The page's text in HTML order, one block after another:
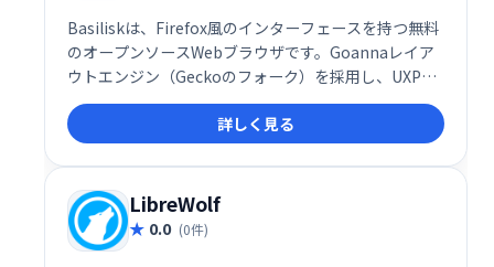
Basiliskは、Firefox風のインターフェースを持つ無料
のオープンソースWebブラウザです。Goannaレイア
ウトエンジン（Geckoのフォーク）を採用し、UXP上
に構築されています。Mozillaコードベースを基に開発
されており、ServoやRustは使用していません。シン
プルで使いやすいブラウジング体験を提供します。
詳しく見る
LibreWolf
0.0 (0件)